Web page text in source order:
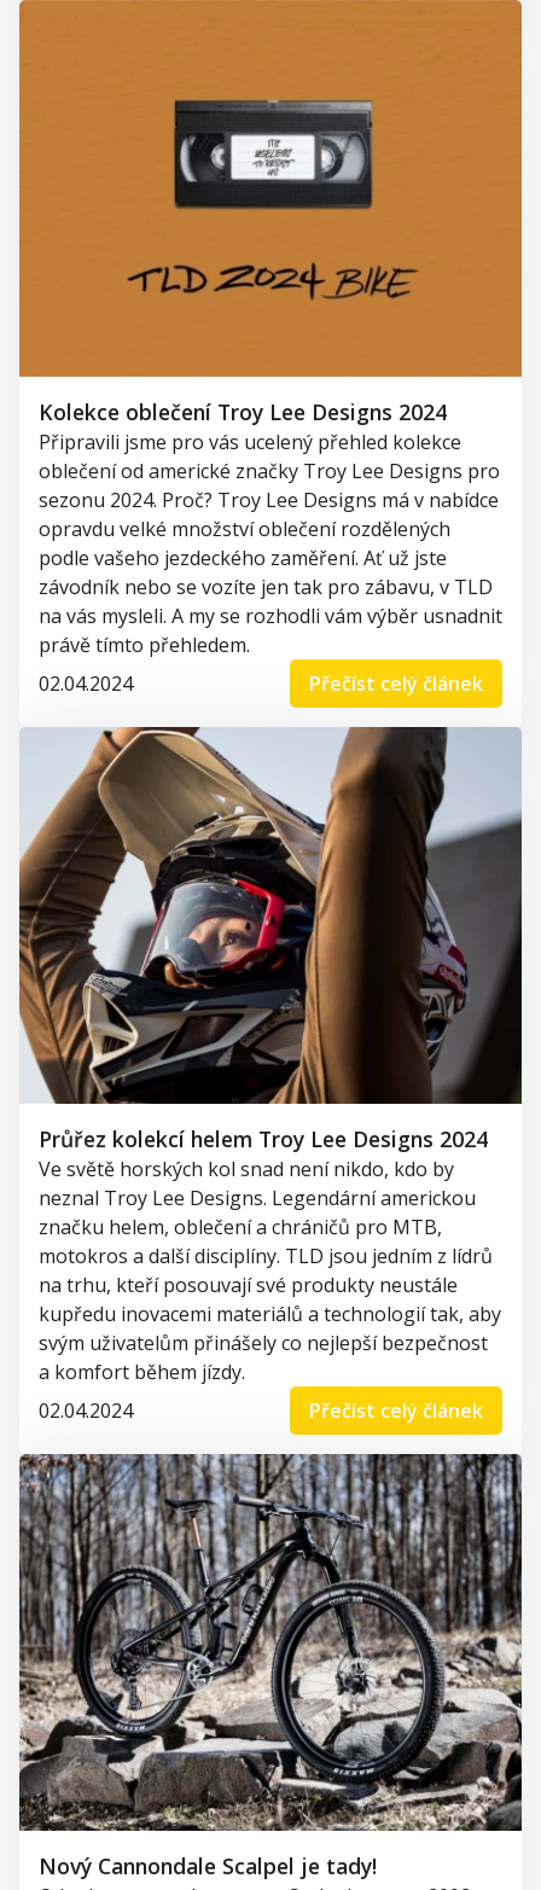
Kolekce oblečení Troy Lee Designs 2024
Připravili jsme pro vás ucelený přehled kolekce
oblečení od americké značky Troy Lee Designs pro
sezonu 2024. Proč? Troy Lee Designs má v nabídce
opravdu velké množství oblečení rozdělených
podle vašeho jezdeckého zaměření. Ať už jste
závodník nebo se vozíte jen tak pro zábavu, v TLD
na vás mysleli. A my se rozhodli vám výběr usnadnit
právě tímto přehledem.
02.04.2024
Přečíst celý článek
Průřez kolekcí helem Troy Lee Designs 2024
Ve světě horských kol snad není nikdo, kdo by
neznal Troy Lee Designs. Legendární americkou
značku helem, oblečení a chráničů pro MTB,
motokros a dalšídisciplíny. TLD jsou jedním z lídrů
na trhu, kteří posouvají své produkty neustále
kupředu inovacemi materiálů a technologií tak, aby
svým uživatelům přinášelyco nejlepší bezpečnost
a komfort během jízdy.
02.04.2024
Přečíst celý článek
Nový Cannondale Scalpel je tady!